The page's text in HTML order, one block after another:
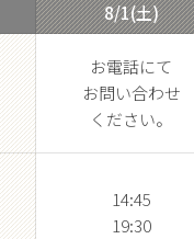
8/1(土)
お電話にて
お問い合わせ
ください。
14:45
19:30